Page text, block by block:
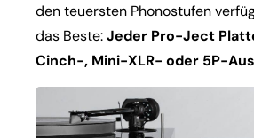
den teuersten Phonostufen
das Beste:Jeder Pro-Ject
Cinch-, Mini-XLR- oder 5P-